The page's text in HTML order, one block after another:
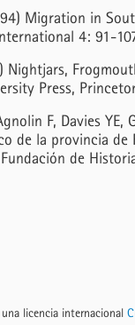
Migration in
4: 91-
Nightjars,
Press,
F, Davies
de la provincia de
de
licencia internacional